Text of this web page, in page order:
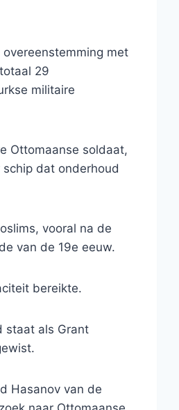
met
29
militaire
Ottomaanse soldaat,
dat onderhoud
vooral na de
van de 19e eeuw.
bereikte.
staat als Grant
Hasanov van de